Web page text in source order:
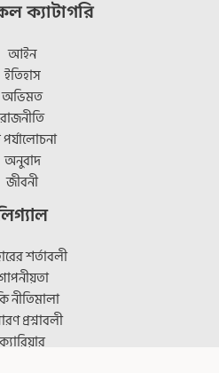
ক্যাটাগরি
আইন
ইতিহাস
অভিমত
রাজনীতি
অনুবাদ
জীবনী
শর্তাবলী
নীতিমালা
প্রশ্নাবলী
ক্যারিয়ার